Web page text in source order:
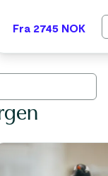
Fra 2745 NOK